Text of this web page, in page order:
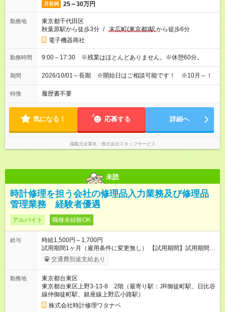
月収例 25～30万円
勤務地
東京都千代田区
秋葉原駅から徒歩3分 / 末広町(東京都)駅から徒歩6分
電子機器商社
勤務時間 9:00～17:30 ※残業はほとんどありません。※休憩60分。
期間 2026/10/01～長期 ※開始日はご相談可能です！ ※10月～！
特徴 履歴書不要
気になる！ 応募する 詳細へ
掲載元企業名 株式会社スタッフサービス
未読
時計修理を担う会社の修理品入力業務及び修理品
管理業務 経験者優遇
アルバイト 職種未経験OK
給与
時給1,500円～1,700円
試用期間1ヶ月（雇用条件に変更無し） 【試用期間】試用期間あ
り 試用期間の長さ：1ヶ月 雇用形態、給与は本採用時と同じで
す。
交通費別途支給あり
勤務地
東京都台東区
東京都台東区上野3-13-8 2階（最寄り駅：JR御徒町駅、日比谷
線仲御徒町駅、銀座線上野広小路駅）
株式会社時計修理ワタナベ